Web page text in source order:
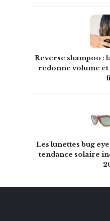
Reverse shampoo :
redonne volume et
Les lunettes bug
tendance solaire